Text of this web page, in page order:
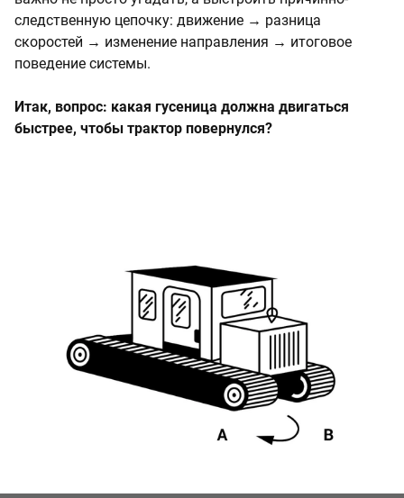
следственную цепочку: движение → разница
скоростей → изменение направления → итоговое
поведение системы.
Итак, вопрос: какая гусеница должна двигаться
быстрее, чтобы трактор повернулся?